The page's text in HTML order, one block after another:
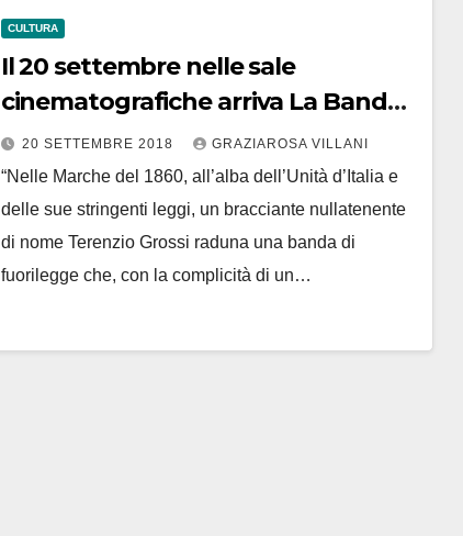
CULTURA
Il 20 settembre nelle sale
cinematografiche arriva La Banda
Grossi, film girato nelle Marche
20 SETTEMBRE 2018 GRAZIAROSA VILLANI
“Nelle Marche del 1860, all’alba dell’Unità d’Italia e
delle sue stringenti leggi, un bracciante nullatenente
di nome Terenzio Grossi raduna una banda di
fuorilegge che, con la complicità di un…